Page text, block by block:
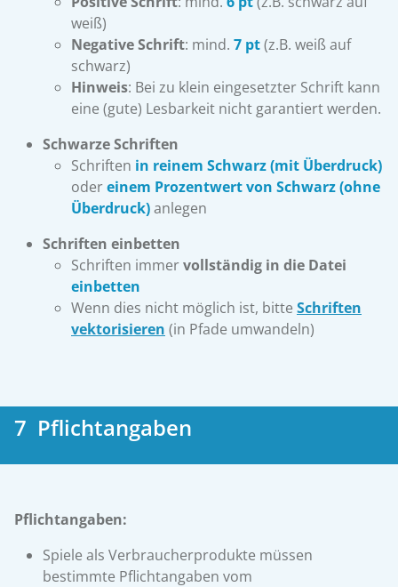
weiß)
Negative Schrift: mind. 7 pt(z.B. weiß auf
schwarz)
Hinweis: Bei zu klein eingesetzter Schrift kann
eine (gute) Lesbarkeit nicht garantiert werden.
Schwarze Schriften
Schriften in reinem Schwarz (mit Überdruck)
odereinem Prozentwert von Schwarz (ohne
Überdruck)anlegen
Schriften einbetten
Schriften immervollständig in die Datei
einbetten
Wenn dies nicht möglich ist, bitte Schriften
vektorisieren (in Pfade umwandeln)
7 Pflichtangaben
Pflichtangaben:
Spiele als Verbraucherprodukte müssen
bestimmte Pflichtangaben vom